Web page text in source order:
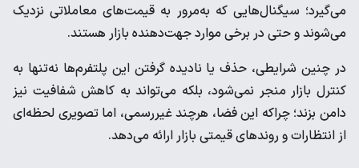
می‌گیرد؛ سیگنال‌هایی که به‌مرور به قیمت‌های معاملاتی نزدیک
می‌شوند و حتی در برخی موارد جهت‌دهنده بازار هستند.
‌در چنین شرایطی، حذف یا نادیده گرفتن این پلتفرم‌ها نه‌تنها به
کنترل بازار منجر نمی‌شود، بلکه می‌تواند به کاهش شفافیت نیز
دامن بزند؛ چراکه این فضا، هرچند غیررسمی، اما تصویری لحظه‌ای
از انتظارات و روندهای قیمتی بازار ارائه می‌دهد.